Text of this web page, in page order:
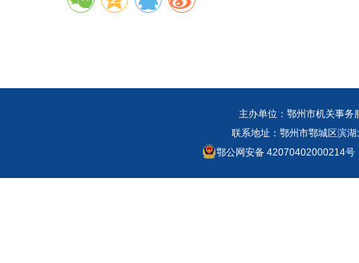
主办单位：鄂州市机关事
联系地址：鄂州市鄂城区滨
鄂公网安备 42070402000214号